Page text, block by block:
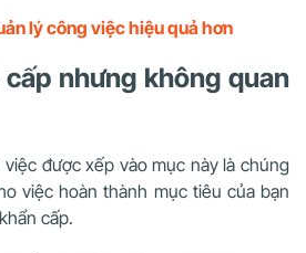
lý công việc hiệu quả hơn
nhưng không quan
được xếp vào mục này là chúng
việc hoàn thành mục tiêu của bạn
cấp.